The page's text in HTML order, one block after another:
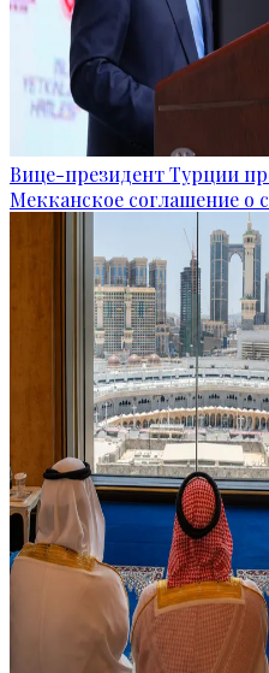
Вице-президент Турции
Мекканское соглашение о